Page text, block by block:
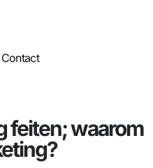
Contact
feiten; waarom